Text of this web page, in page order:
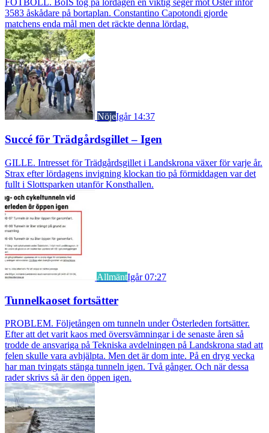
3583 åskådare på bortaplan. Constantino Capotondi gjorde
matchens enda mål men det räckte denna lördag.
NöjeIgår 14:37
Succé för Trädgårdsgillet – Igen
GILLE. Intresset för Trädgårdsgillet i Landskrona växer för varje år.
Strax efter lördagens invigning klockan tio på förmiddagen var det
fullt i Slottsparken utanför Konsthallen.
AllmäntIgår 07:27
Tunnelkaoset fortsätter
PROBLEM. Följetången om tunneln under Österleden fortsätter.
Efter att det varit kaos med översvämningar i de senaste åren så
trodde de ansvariga på Tekniska avdelningen på Landskrona stad att
felen skulle vara avhjälpta. Men det är dom inte. På en dryg vecka
har man tvingats stänga tunneln igen. Två gånger. Och när dessa
rader skrivs så är den öppen igen.